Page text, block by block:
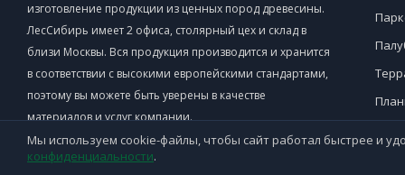
изготовление продукции из ценных пород древесины.
ЛесСибирь имеет 2 офиса, столярный цех и склад в
близи Москвы. Вся продукция производится и хранится
в соответствии с высокими европейскими стандартами,
поэтому вы можете быть уверены в качестве
материалов и услуг компании.
Мы используем cookie-файлы, чтобы сайт работал быстрее и
конфиденциальности.